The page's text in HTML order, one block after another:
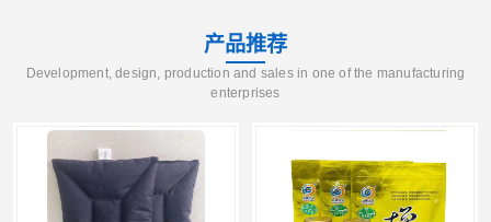
产品推荐
Development, design, production and sales in one of the manufacturing
enterprises